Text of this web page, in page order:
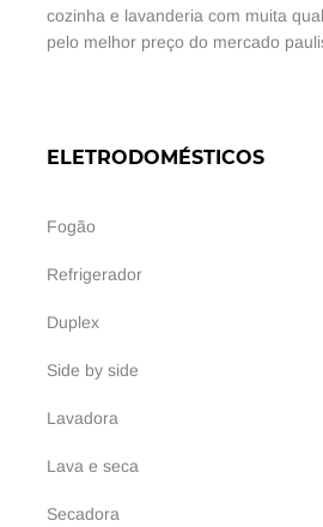
cozinha e lavanderia com muita
pelo melhor preço do mercado
ELETRODOMÉSTICOS
Fogão
Refrigerador
Duplex
Side by side
Lavadora
Lava e seca
Secadora